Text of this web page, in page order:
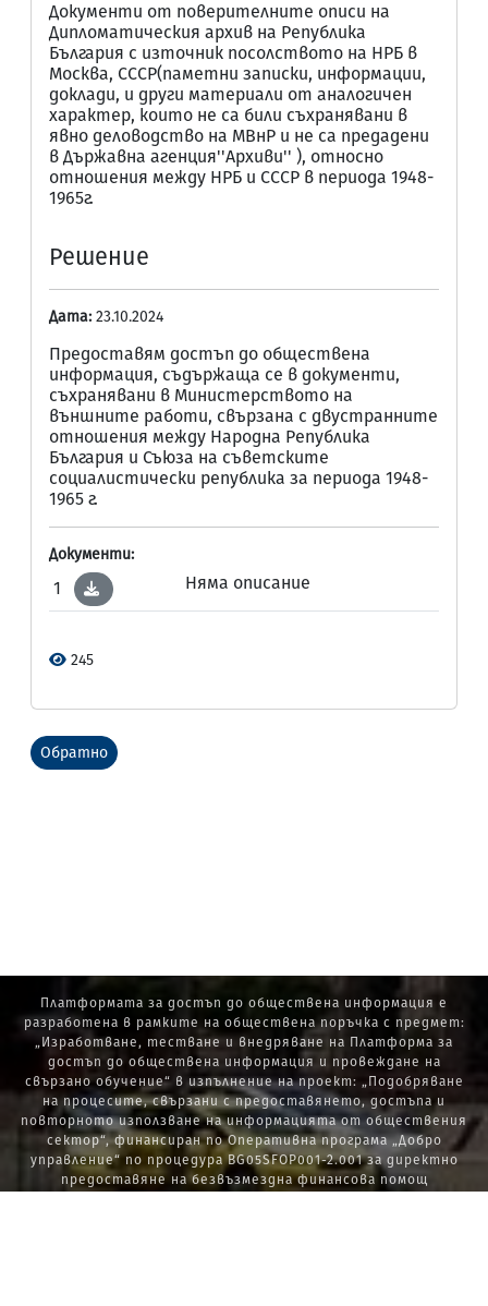
Документи от поверителните описи на
Дипломатическия архив на Република
България с източник посолството на НРБ в
Москва, СССР(паметни записки, информации,
доклади, и други материали от аналогичен
характер, които не са били съхранявани в
явно деловодство на МВнР и не са предадени
в Държавна агенция''Архиви'' ), относно
отношения между НРБ и СССР в периода 1948-
1965г.
Решение
Дата: 23.10.2024
Предоставям достъп до обществена
информация, съдържаща се в документи,
съхранявани в Министерството на
външните работи, свързана с двустранните
отношения между Народна Република
България и Съюза на съветските
социалистически република за периода 1948-
1965 г.
Документи:
1 Няма описание
245
Обратно
Платформата за достъп до обществена информация е
разработена в рамките на обществена поръчка с предмет:
„Изработване, тестване и внедряване на Платформа за
достъп до обществена информация и провеждане на
свързано обучение“ в изпълнение на проект: „Подобряване
на процесите, свързани с предоставянето, достъпа и
повторното използване на информацията от обществения
сектор“, финансиран по Оперативна програма „Добро
управление“ по процедура BG05SFOP001-2.001 за директно
предоставяне на безвъзмездна финансова помощ